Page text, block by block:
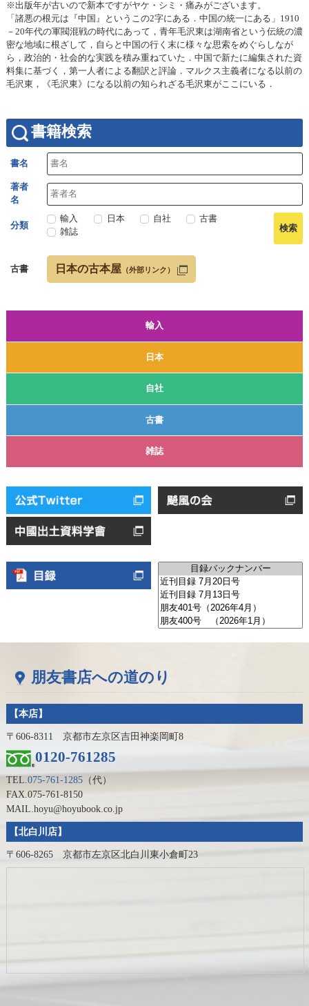
輸入
日本
自社
古書
雑誌
※出版年が古いので新本ですがヤケ・シミ・痛みがございます。
「諸悪の根元は『中国』というこの2字にある．中国の統一にある」1910
－20年代の軍閥混戦の時代にあって，青年毛沢東は湖南省という伝統の濃
密な地域に根ざして，自らと中国の行く末に様々な思索をめぐらしなが
ら，政治的・社会的な実践を積み重ねていた．中国で新たに編集された資
料集に基づく，第一人者による翻訳と評論．マルクス主義者になる以前の
毛沢東，《毛沢東》になる以前の知られざる毛沢東がここにいる．
書籍検索
書名
著者
名
分類
輸入 日本 自社
古書
雑誌
古書 日本の古本屋 （外部リンク）
朋友書店への道のり
【本店】
〒606-8311 京都市左京区吉田神楽岡町8
0120-761285
TEL.075-761-1285（代）
FAX.075-761-8150
MAIL.hoyu@hoyubook.co.jp
【北白川店】
〒606-8265 京都市左京区北白川東小倉町23